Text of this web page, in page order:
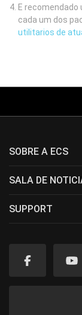
E
cada um dos
utilitarios de
SOBRE A ECS
SALA DE
SUPPORT